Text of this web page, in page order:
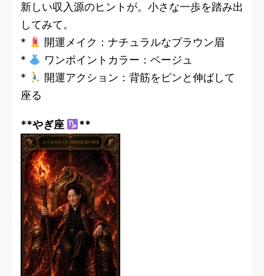
新しい収入源のヒントが。小さな一歩を踏み出
してみて。
*
開運メイク：ナチュラルなブラウン眉
*
ワンポイントカラー：ベージュ
*
開運アクション：背筋をピンと伸ばして
座る
**やぎ座 **